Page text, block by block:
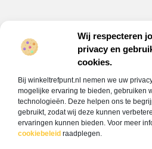
Wij respecteren
privacy en
cookies.
Bij winkeltrefpunt.nl nemen we uw
mogelijke ervaring te bieden, gebruiken
technologieën. Deze helpen ons te
gebruikt, zodat wij deze kunnen
ervaringen kunnen bieden. Voor meer
cookiebeleid raadplegen.
Onze informatie
Bericht categorie